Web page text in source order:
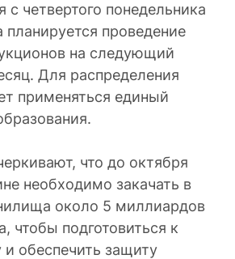
с четвертого понедельника
проведение
на следующий
Для распределения
применяться единый
что до октября
необходимо закачать в
около 5 миллиардов
чтобы подготовиться к
обеспечить защиту